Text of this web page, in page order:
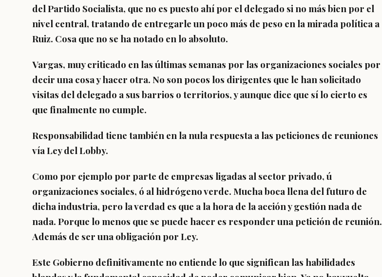
del Partido Socialista, que no es puesto ahí por el delegado si no más bien por el
nivel central, tratando de entregarle un poco más de peso en la mirada política a
Ruiz. Cosa que no se ha notado en lo absoluto.
Vargas, muy criticado en las últimas semanas por las organizaciones sociales por
decir una cosa y hacer otra. No son pocos los dirigentes que le han solicitado
visitas del delegado a sus barrios o territorios, y aunque dice que sí lo cierto es
que finalmente no cumple.
Responsabilidad tiene también en la nula respuesta a las peticiones de reuniones
vía Ley del Lobby.
Como por ejemplo por parte de empresas ligadas al sector privado, ú
organizaciones sociales, ó al hidrógeno verde. Mucha boca llena del futuro de
dicha industria, pero la verdad es que a la hora de la acción y gestión nada de
nada. Porque lo menos que se puede hacer es responder una petición de reunión.
Además de ser una obligación por Ley.
Este Gobierno definitivamente no entiende lo que significan las habilidades